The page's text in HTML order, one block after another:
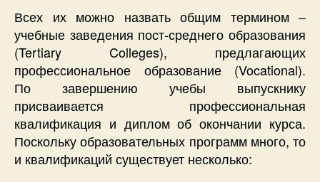
Всех их можно назвать общим термином –
учебные заведения пост-среднего образования
(Tertiary Colleges), предлагающих
профессиональное образование (Vocational).
По завершению учебы выпускнику
присваивается профессиональная
квалификация и диплом об окончании курса.
Поскольку образовательных программ много, то
и квалификаций существует несколько: